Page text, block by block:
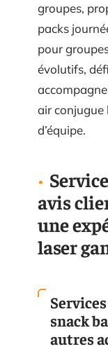
groupes,
packs
pour
évolutifs,
air conjugue
d’équipe.
avis
une
laser
snack
autres